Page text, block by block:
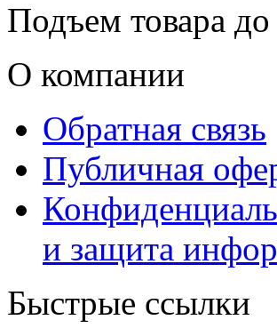
Подъем товара до
О компании
Обратная связь
Публичная
и защита
Быстрые ссылки